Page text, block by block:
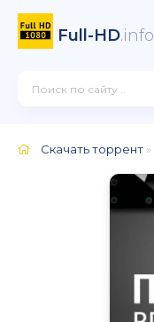
Full-HD.info
Скачать торрент »